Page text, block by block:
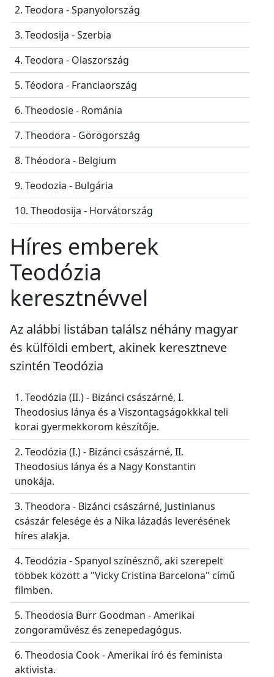
2. Teodora - Spanyolország
3. Teodosija - Szerbia
4. Teodora - Olaszország
5. Téodora - Franciaország
6. Theodosie - Románia
7. Theodora - Görögország
8. Théodora - Belgium
9. Teodozia - Bulgária
10. Theodosija - Horvátország
Híres emberek
Teodózia
keresztnévvel
Az alábbi listában találsz néhány magyar
és külföldi embert, akinek keresztneve
szintén Teodózia
1. Teodózia (II.) - Bizánci császárné, I.
Theodosius lánya és a Viszontagságokkkal teli
korai gyermekkorom készítője.
2. Teodózia (I.) - Bizánci császárné, II.
Theodosius lánya és a Nagy Konstantin
unokája.
3. Theodora - Bizánci császárné, Justinianus
császár felesége és a Nika lázadás leverésének
híres alakja.
4. Teodózia - Spanyol színésznő, aki szerepelt
többek között a "Vicky Cristina Barcelona" című
filmben.
5. Theodosia Burr Goodman - Amerikai
zongoraművész és zenepedagógus.
6. Theodosia Cook - Amerikai író és feminista
aktivista.